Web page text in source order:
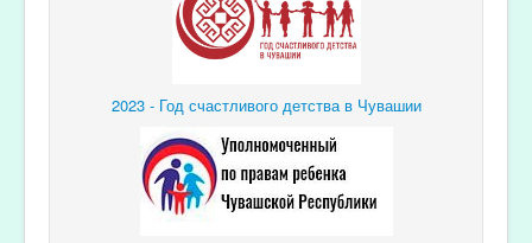
2023 - Год счастливого детства в Чувашии